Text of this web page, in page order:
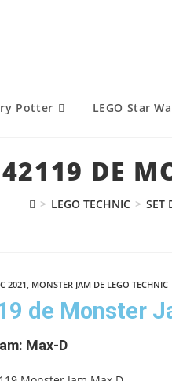
Potter LEGO Star
42119 DE
> LEGO TECHNIC > SET
2021, MONSTER JAM DE LEGO TECHNIC
de Monster
Max-D